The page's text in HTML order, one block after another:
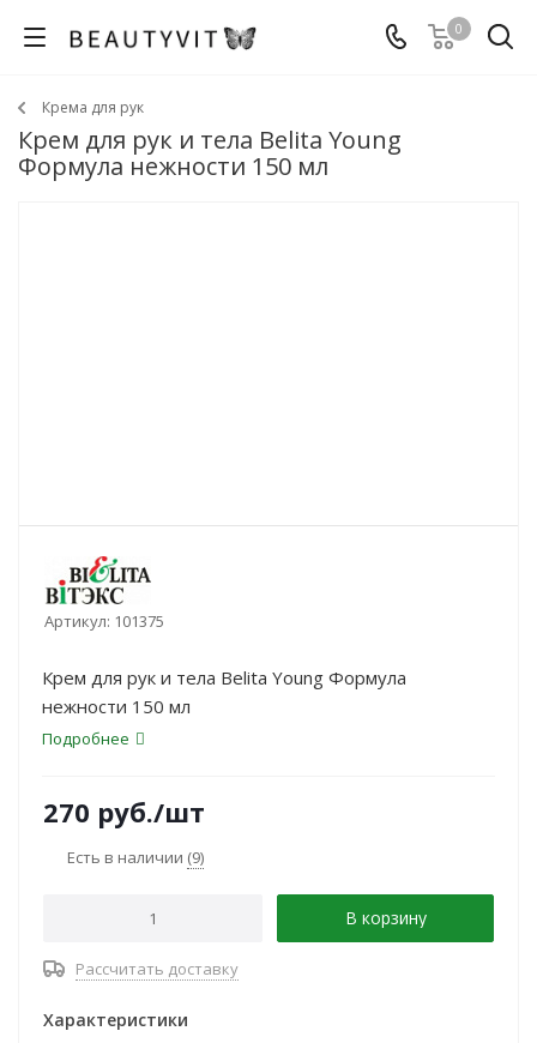
0
Крема для рук
Крем для рук и тела Belita Young
Формула нежности 150 мл
Артикул: 101375
Крем для рук и тела Belita Young Формула
нежности 150 мл
Подробнее
270 руб./шт
Есть в наличии (9)
В корзину
Рассчитать доставку
Характеристики